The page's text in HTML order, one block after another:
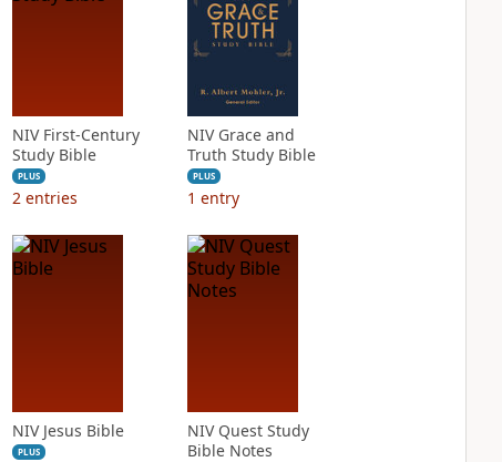
NIV First-Century
Study Bible
PLUS
2 entries
NIV Grace and
Truth Study Bible
PLUS
1 entry
NIV Jesus Bible
PLUS
NIV Quest Study
Bible Notes